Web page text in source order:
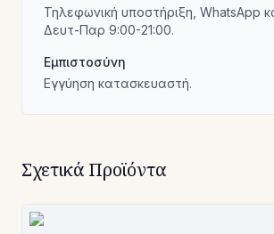
Τηλεφωνική υποστήριξη, WhatsApp
Δευτ-Παρ 9:00-21:00.
Εμπιστοσύνη
Εγγύηση κατασκευαστή.
Σχετικά Προϊόντα